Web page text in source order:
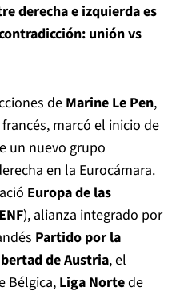
derecha e izquierda es
unión vs
de Marine Le Pen,
francés, marcó el inicio de
un nuevo grupo
en la Eurocámara.
Europa de las
ENF), alianza integrado por
Partido por la
de Austria, el
Bélgica, Liga Nortede